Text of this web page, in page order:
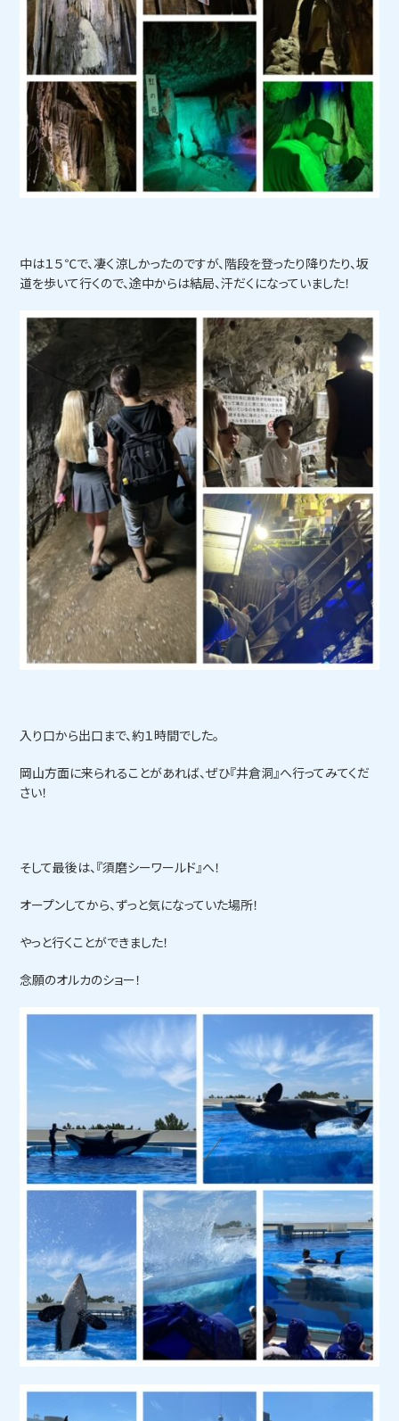
中は１５℃で、凄く涼しかったのですが、階段を登ったり降りたり、坂
道を歩いて行くので、途中からは結局、汗だくになっていました！
入り口から出口まで、約１時間でした。
岡山方面に来られることがあれば、ぜひ『井倉洞』へ行ってみてくだ
さい！
そして最後は、『須磨シーワールド』へ！
オープンしてから、ずっと気になっていた場所！
やっと行くことができました！
念願のオルカのショー！